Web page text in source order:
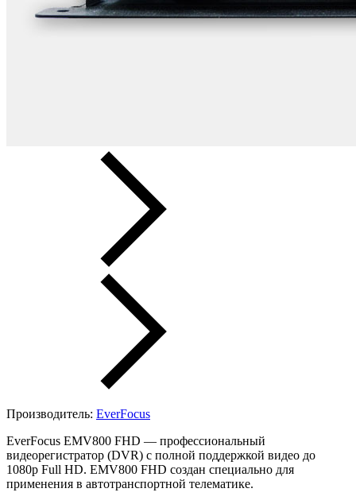
Производитель: EverFocus
EverFocus EMV800 FHD — профессиональный
видеорегистратор (DVR) с полной поддержкой видео до
1080p Full HD. EMV800 FHD создан специально для
применения в автотранспортной телематике.